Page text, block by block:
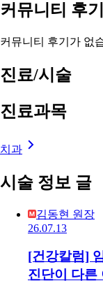
커뮤니티 후기
커뮤니티 후기가 없
진료/시술
진료과목
치과
시술 정보 글
김동현 원장
26.07.13
[건강칼럼]
진단이 다른